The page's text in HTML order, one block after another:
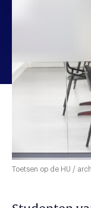
Toetsen op de HU /